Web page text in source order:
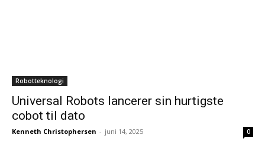
Robotteknologi
Universal Robots lancerer sin hurtigste
cobot til dato
Kenneth Christophersen - juni 14, 2025 0